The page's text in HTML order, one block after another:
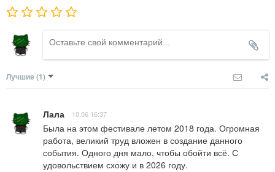
Лучшие (1)
Лала 10.06 16:37
Была на этом фестивале летом 2018 года. Огромная
работа, великий труд вложен в создание данного
события. Одного дня мало, чтобы обойти всё. С
удовольствием схожу и в 2026 году.